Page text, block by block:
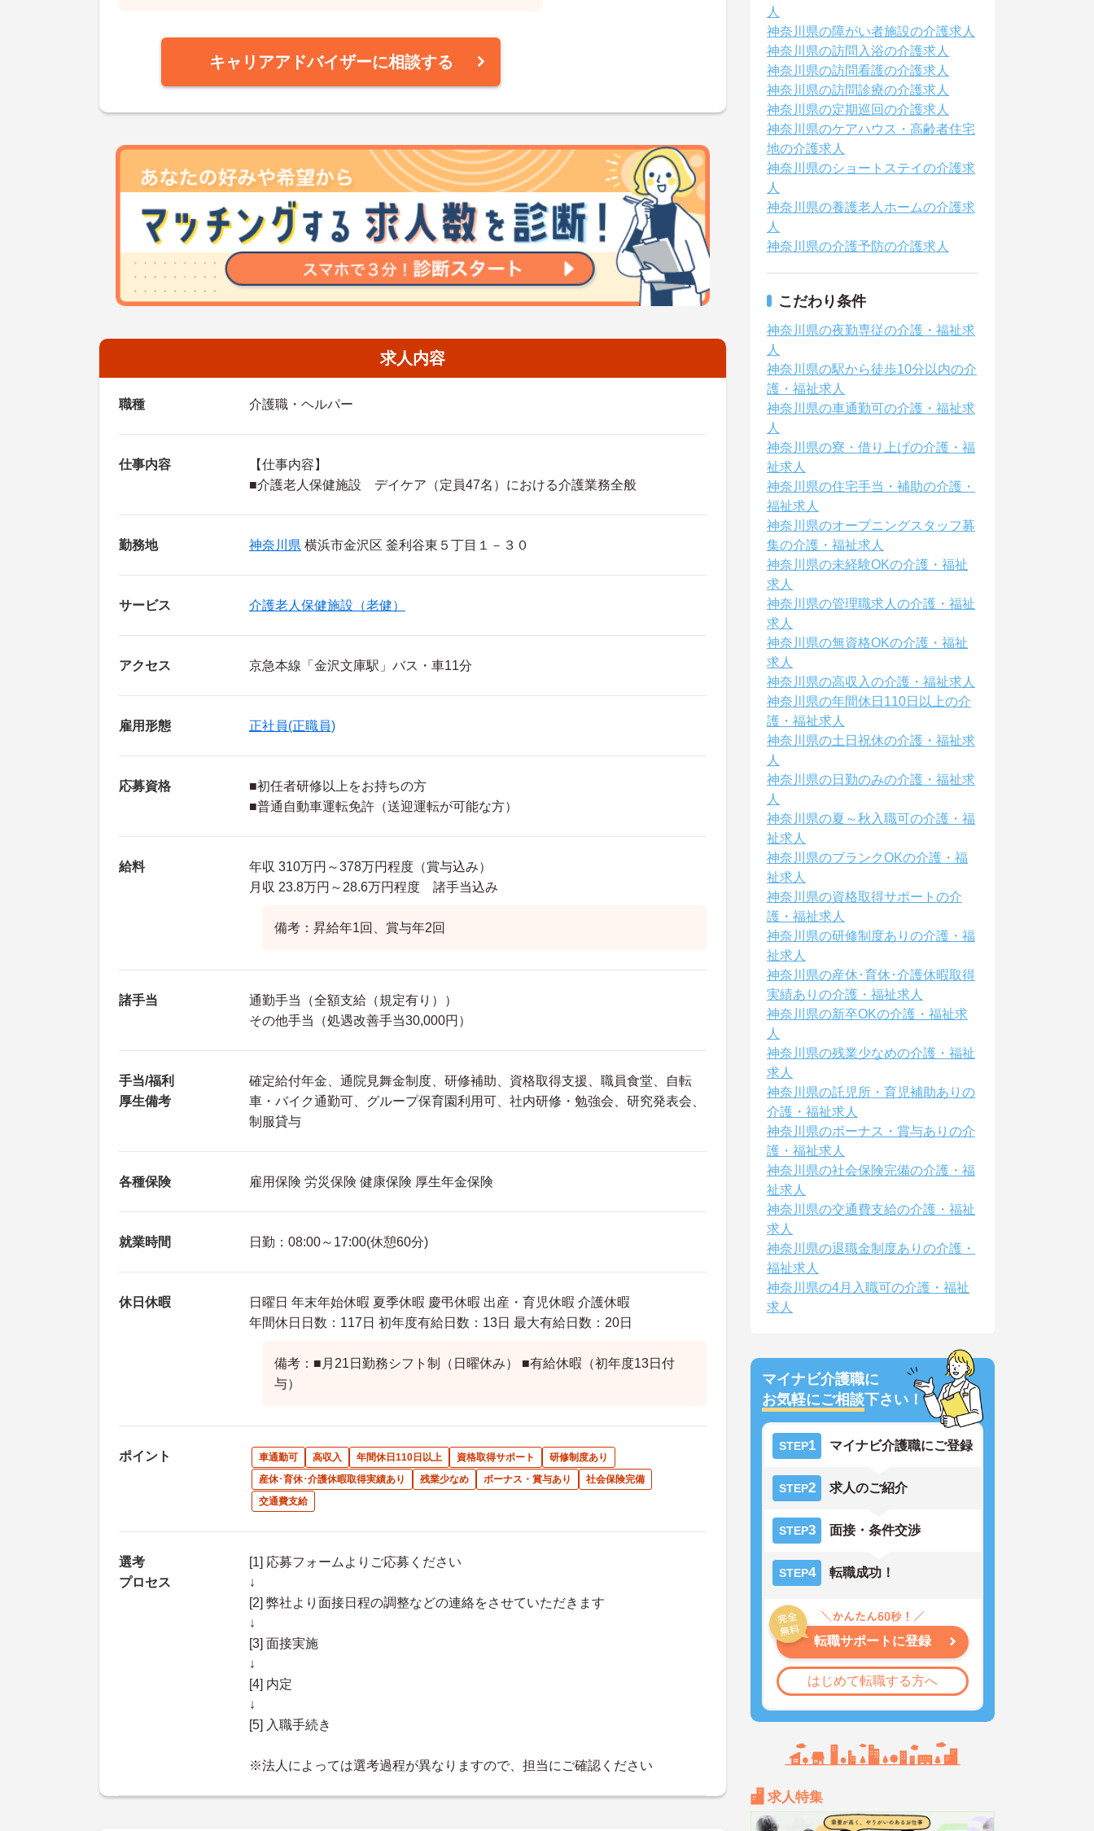
キャリアアドバイザーに相談する
求人内容
職種 介護職・ヘルパー
仕事内容
【仕事内容】
■介護老人保健施設 デイケア（定員47名）における介護業務全般
勤務地 神奈川県 横浜市金沢区 釜利谷東５丁目１－３０
サービス 介護老人保健施設（老健）
アクセス 京急本線「金沢文庫駅」バス・車11分
雇用形態 正社員(正職員)
応募資格
■初任者研修以上をお持ちの方
■普通自動車運転免許（送迎運転が可能な方）
給料
年収 310万円～378万円程度（賞与込み）
月収 23.8万円～28.6万円程度 諸手当込み
備考：昇給年1回、賞与年2回
諸手当
通勤手当（全額支給（規定有り））
その他手当（処遇改善手当30,000円）
手当/福利
厚生備考
確定給付年金、通院見舞金制度、研修補助、資格取得支援、職員食堂、自転
車・バイク通勤可、グループ保育園利用可、社内研修・勉強会、研究発表会、
制服貸与
各種保険 雇用保険 労災保険 健康保険 厚生年金保険
就業時間 日勤：08:00～17:00(休憩60分)
休日休暇
日曜日 年末年始休暇 夏季休暇 慶弔休暇 出産・育児休暇 介護休暇
年間休日日数：117日 初年度有給日数：13日 最大有給日数：20日
備考：■月21日勤務シフト制（日曜休み） ■有給休暇（初年度13日付
与）
ポイント 車通勤可 高収入 年間休日110日以上 資格取得サポート
研修制度あり
産休･育休･介護休暇取得実績あり
残業少なめ ボーナス・賞与あり
社会保険完備
交通費支給
選考
プロセス
[1] 応募フォームよりご応募ください
↓
[2] 弊社より面接日程の調整などの連絡をさせていただきます
↓
[3] 面接実施
↓
[4] 内定
↓
[5] 入職手続き
※法人によっては選考過程が異なりますので、担当にご確認ください
人
神奈川県の障がい者施設の介護求人
神奈川県の訪問入浴の介護求人
神奈川県の訪問看護の介護求人
神奈川県の訪問診療の介護求人
神奈川県の定期巡回の介護求人
神奈川県のケアハウス・高齢者住宅
地の介護求人
神奈川県のショートステイの介護求
人
神奈川県の養護老人ホームの介護求
人
神奈川県の介護予防の介護求人
こだわり条件
神奈川県の夜勤専従の介護・福祉求
人
神奈川県の駅から徒歩10分以内の介
護・福祉求人
神奈川県の車通勤可の介護・福祉求
人
神奈川県の寮・借り上げの介護・福
祉求人
神奈川県の住宅手当・補助の介護・
福祉求人
神奈川県のオープニングスタッフ募
集の介護・福祉求人
神奈川県の未経験OKの介護・福祉
求人
神奈川県の管理職求人の介護・福祉
求人
神奈川県の無資格OKの介護・福祉
求人
神奈川県の高収入の介護・福祉求人
神奈川県の年間休日110日以上の介
護・福祉求人
神奈川県の土日祝休の介護・福祉求
人
神奈川県の日勤のみの介護・福祉求
人
神奈川県の夏～秋入職可の介護・福
祉求人
神奈川県のブランクOKの介護・福
祉求人
神奈川県の資格取得サポートの介
護・福祉求人
神奈川県の研修制度ありの介護・福
祉求人
神奈川県の産休･育休･介護休暇取得
実績ありの介護・福祉求人
神奈川県の新卒OKの介護・福祉求
人
神奈川県の残業少なめの介護・福祉
求人
神奈川県の託児所・育児補助ありの
介護・福祉求人
神奈川県のボーナス・賞与ありの介
護・福祉求人
神奈川県の社会保険完備の介護・福
祉求人
神奈川県の交通費支給の介護・福祉
求人
神奈川県の退職金制度ありの介護・
福祉求人
神奈川県の4月入職可の介護・福祉
求人
マイナビ介護職に
お気軽にご相談下さい！
STEP1 マイナビ介護職にご登録
STEP2 求人のご紹介
STEP3 面接・条件交渉
STEP4 転職成功！
転職サポートに登録
はじめて転職する方へ
求人特集